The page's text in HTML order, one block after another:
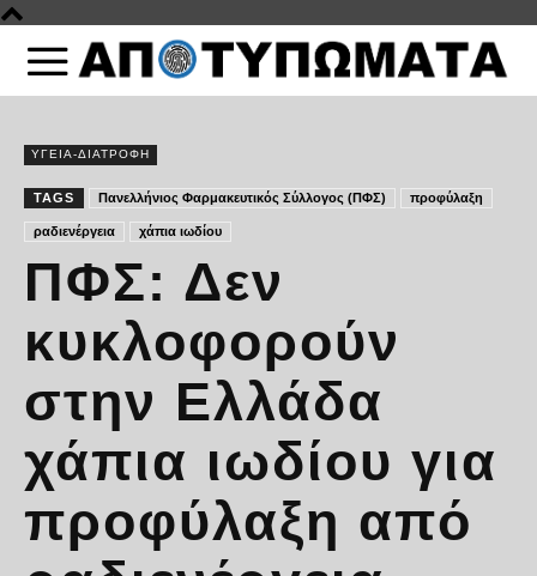
ΥΓΕΙΑ-ΔΙΑΤΡΟΦΗ
TAGS Πανελλήνιος Φαρμακευτικός Σύλλογος (ΠΦΣ) προφύλαξη
ραδιενέργεια χάπια ιωδίου
ΠΦΣ: Δεν
κυκλοφορούν
στην Ελλάδα
χάπια ιωδίου για
προφύλαξη από